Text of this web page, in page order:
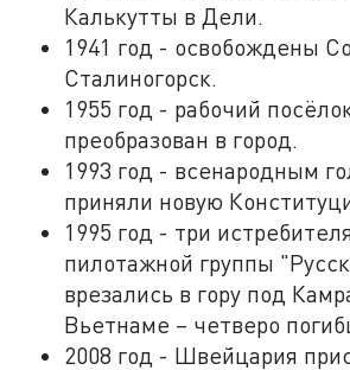
Калькутты в Дели.
1941 год - освобождены
Сталиногорск.
1955 год - рабочий
преобразован в город.
1993 год - всенародным
приняли новую
1995 год - три
пилотажной группы
врезались в гору под
Вьетнаме – четверо
2008 год - Швейцария